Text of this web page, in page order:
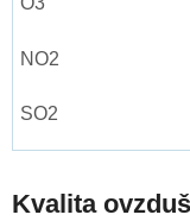
Kvalita